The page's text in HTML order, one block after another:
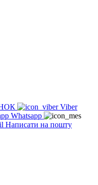
Viber
Whatsapp
Написати на пошту